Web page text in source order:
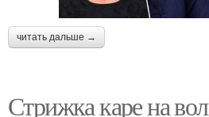
читать дальше →
Стрижка каре на